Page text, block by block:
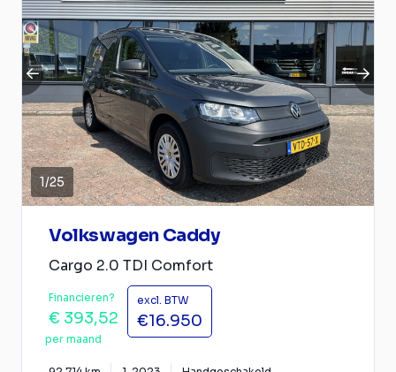
1/25
Volkswagen Caddy
Cargo 2.0 TDI Comfort
Financieren?
€ 393,52
per maand
excl. BTW
€16.950